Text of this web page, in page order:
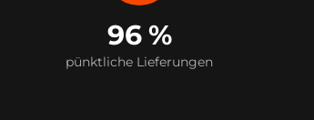
96 %
pünktliche Lieferungen